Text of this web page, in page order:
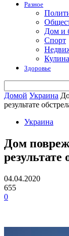
Разное
Дом и
Спорт
Здоровье
Домой Украина
результате
Украина
Дом
04.04.2020
655
0